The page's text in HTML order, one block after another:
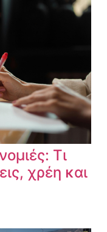
Τι
χρέη και